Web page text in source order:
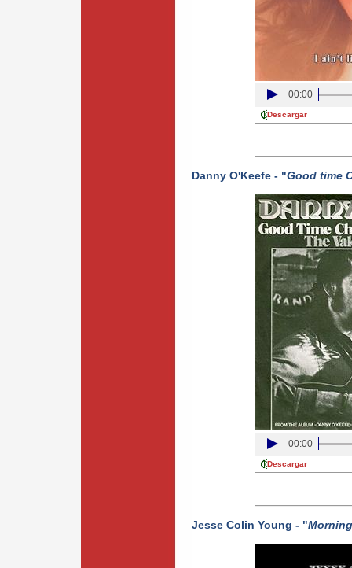
00:00
Descargar
Danny O'Keefe - "Good time
00:00
Descargar
Jesse Colin Young - "